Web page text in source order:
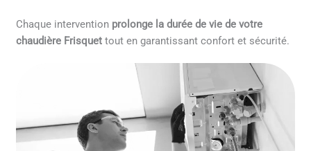
Chaque intervention prolonge la durée de vie de votre
chaudière Frisquet tout en garantissant confort et sécurité.